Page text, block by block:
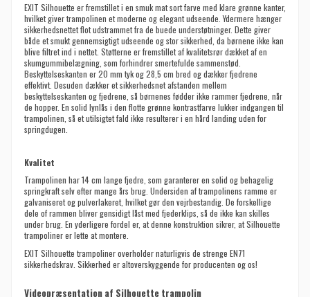
EXIT Silhouette er fremstillet i en smuk mat sort farve med klare grønne kanter,
hvilket giver trampolinen et moderne og elegant udseende. Ydermere hænger
sikkerhedsnettet flot udstrammet fra de buede understøtninger. Dette giver
både et smukt gennemsigtigt udseende og stor sikkerhed, da børnene ikke kan
blive filtret ind i nettet. Støtterne er fremstillet af kvalitetsrør dækket af en
skumgummibelægning, som forhindrer smertefulde sammenstød.
Beskyttelseskanten er 20 mm tyk og 28,5 cm bred og dækker fjedrene
effektivt. Desuden dækker et sikkerhedsnet afstanden mellem
beskyttelseskanten og fjedrene, så børnenes fødder ikke rammer fjedrene, når
de hopper. En solid lynlås i den flotte grønne kontrastfarve lukker indgangen til
trampolinen, så et utilsigtet fald ikke resulterer i en hård landing uden for
springdugen.
Kvalitet
Trampolinen har 14 cm lange fjedre, som garanterer en solid og behagelig
springkraft selv efter mange års brug. Undersiden af trampolinens ramme er
galvaniseret og pulverlakeret, hvilket gør den vejrbestandig. De forskellige
dele of rammen bliver gensidigt låst med fjederklips, så de ikke kan skilles
under brug. En yderligere fordel er, at denne konstruktion sikrer, at Silhouette
trampoliner er lette at montere.
EXIT Silhouette trampoliner overholder naturligvis de strenge EN71
sikkerhedskrav. Sikkerhed er altoverskyggende for producenten og os!
Videopræsentation af Silhouette trampolin